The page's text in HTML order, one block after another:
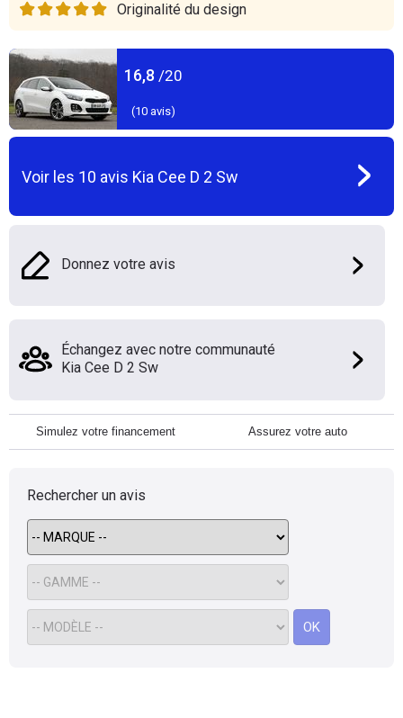
Originalité du design
16,8 /20
(10 avis)
Voir les 10 avis Kia Cee D 2 Sw
Donnez votre avis
Échangez avec notre communauté
Kia Cee D 2 Sw
Simulez votre financement Assurez votre auto
Rechercher un avis
OK